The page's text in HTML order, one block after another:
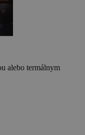
alebo termálnym